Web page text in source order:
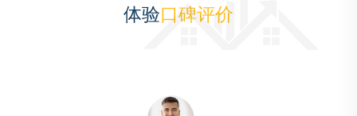
体验口碑评价